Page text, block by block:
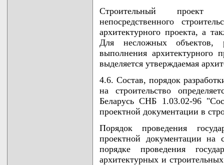
Строительный проект
непосредственного
архитектурного проекта, а
Для несложных объектов,
выполнения архитектурного
выделяется утверждаемая
4.6. Состав, порядок
на строительство
Беларусь СНБ 1.03.02-96
проектной документации в
Порядок проведения
проектной документации на
порядке проведения
архитектурных и